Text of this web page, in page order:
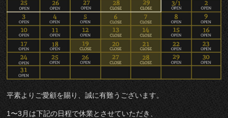
平素よりご愛顧を賜り、誠に有難うございます。
1〜3月は下記の日程で休業とさせていただき、